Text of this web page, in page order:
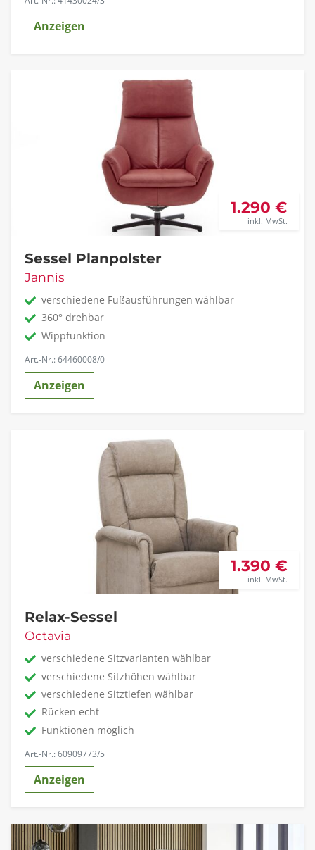
Anzeigen
1.290 €
inkl. MwSt.
Sessel Planpolster
Jannis
verschiedene Fußausführungen wählbar
360° drehbar
Wippfunktion
Art.-Nr.: 64460008/0
Anzeigen
1.390 €
inkl. MwSt.
Relax-Sessel
Octavia
verschiedene Sitzvarianten wählbar
verschiedene Sitzhöhen wählbar
verschiedene Sitztiefen wählbar
Rücken echt
Funktionen möglich
Art.-Nr.: 60909773/5
Anzeigen